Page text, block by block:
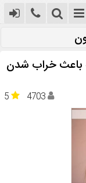
باعث خراب شدن
5 4703